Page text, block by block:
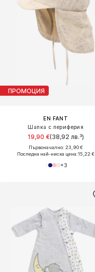
ПРОМОЦИЯ
EN FANT
Шапка с периферия
19,90 €(38,92 лв.³)
Първоначално: 23,90 €
Последна най-ниска цена:15,22 €
+3